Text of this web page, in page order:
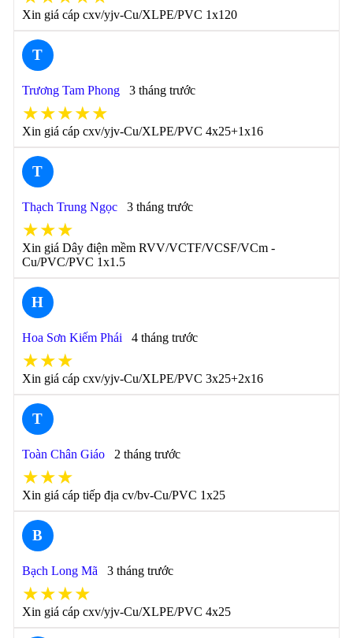
Xin giá cáp cxv/yjv-Cu/XLPE/PVC 1x120
T
Trương Tam Phong 3 tháng trước
★★★★★
Xin giá cáp cxv/yjv-Cu/XLPE/PVC 4x25+1x16
T
Thạch Trung Ngọc 3 tháng trước
★★★
Xin giá Dây điện mềm RVV/VCTF/VCSF/VCm -
Cu/PVC/PVC 1x1.5
H
Hoa Sơn Kiếm Phái 4 tháng trước
★★★
Xin giá cáp cxv/yjv-Cu/XLPE/PVC 3x25+2x16
T
Toàn Chân Giáo 2 tháng trước
★★★
Xin giá cáp tiếp địa cv/bv-Cu/PVC 1x25
B
Bạch Long Mã 3 tháng trước
★★★★
Xin giá cáp cxv/yjv-Cu/XLPE/PVC 4x25